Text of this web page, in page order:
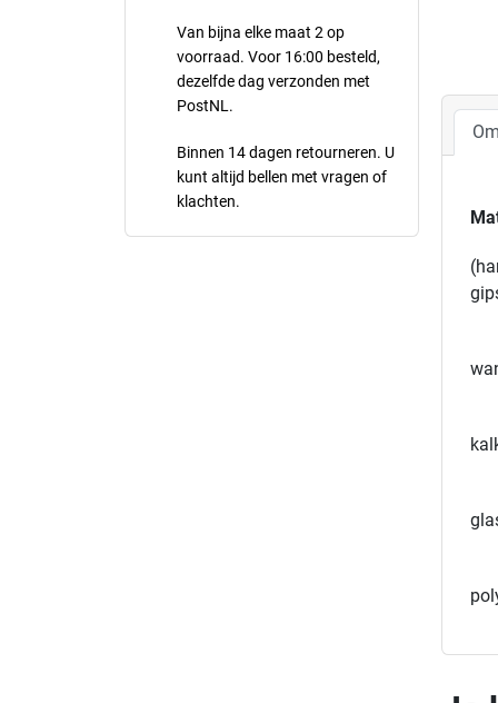
Van bijna elke maat 2 op
voorraad. Voor 16:00 besteld,
dezelfde dag verzonden met
PostNL.
Binnen 14 dagen retourneren. U
kunt altijd bellen met vragen of
klachten.